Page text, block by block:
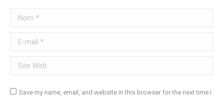
Nom *
E-mail *
Site Web
Save my name, email, and website in this browser for the next time I